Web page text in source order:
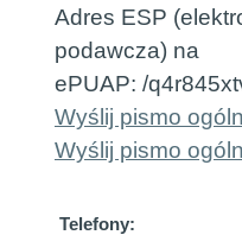
Adres ESP
podawcza) na
ePUAP: /
Wyślij pismo
Wyślij pismo
Telefony: